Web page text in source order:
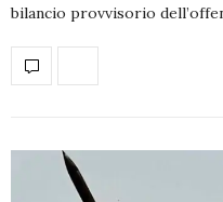
bilancio provvisorio